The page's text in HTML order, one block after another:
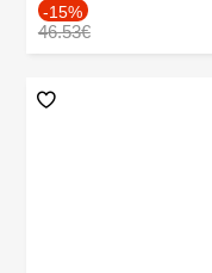
-15%
46.53€